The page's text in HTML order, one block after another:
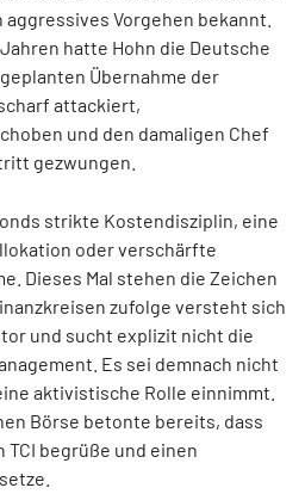
Vorgehen bekannt.
hatte Hohn die Deutsche
Übernahme der
attackiert,
und den damaligen Chef
gezwungen.
strikte Kostendisziplin, eine
oder verschärfte
Dieses Mal stehen die Zeichen
zufolge versteht sich
und sucht explizit nicht die
Es sei demnach nicht
aktivistische Rolle einnimmt.
Börse betonte bereits, dass
TCI begrüße und einen